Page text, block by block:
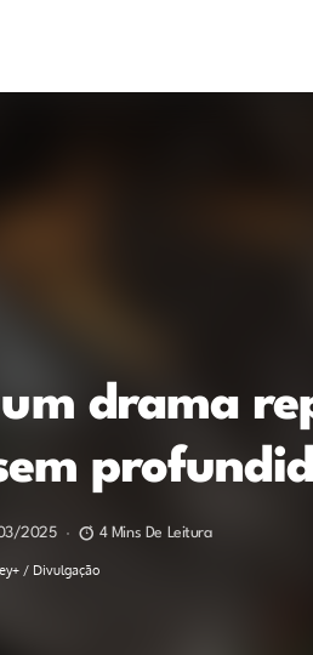
drama
2025 4 Mins De Leitura
/ Divulgação